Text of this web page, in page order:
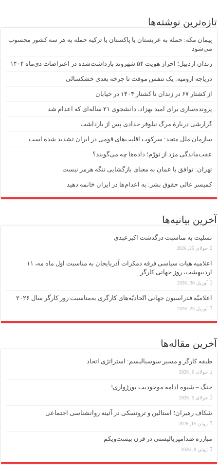
تازه‌ترین نوشته‌ها
پیمان مکه: حمله به عربستان یا پاکستان یا ترکیه حمله به هر سه کشور محسوب
می‌شود
زندان اردبیل؛ احراز هویت ۵۴ شهروند بازداشت‌شده در اعتراضات دی‌ماه ۱۴۰۴
دریاچه ارومیه: یک تنفس موقت تا چرخه بعدی خشکسالی
از کشتار ۶۷ در زندان تا کشتار ۱۴۰۴ در خیابان
پرونده‌سازی برای امید بهزاد، دانشجوی ۲۱ ساله‌ای که اعدام شد
گزارشی دربارهٔ مرگ نیلوفر حدادی پس از بازداشت
سازمان ملل متحد: سرکوب اقلیت‌های قومی در ایران تشدید شده است
عقب‌ماندگی مزد از تورّم؛ داده‌ها چه می‌گویند؟
تهران: توافق با عمان به معنای بازگشایی تنگه هرمز نیست
کمیسر عالی حقوق بشر: به اعدام‌ها در ایران خاتمه دهید
آخرین بیانیه‌ها
تسلیت به مناسبت درگذشت اکبرعبدی
جولای 25, 2026
اعلامیه هیات سیاسی فرقه دمکرات آذربایجان به مناسبت اول ماه مه، ۱۱
اردیبهشت، روز جهانی کارگر
آوریل 30, 2026
اعلامیّه فدراسیون جهانی اتّحادیّه‌های کارگری به‌مناسبت روز کارگر سال ۲۰۲۶
آوریل 23, 2026
آخرین مقاله‌ها
طبقه کارگر و مسیر سوسیالیسم: استراتژی اتحاد
جولای 6, 2026
جنگ – شیوه ادامه موجودیت بورژوازی!
جولای 5, 2026
شکاف رهبران؛ استالین و تروتسکی در آئینه روانشناسی اجتماعی
ژوئن 15, 2026
مبارزه ضد‌امپریالیستی در قرن بیست‌ویکم
ژوئن 8, 2026